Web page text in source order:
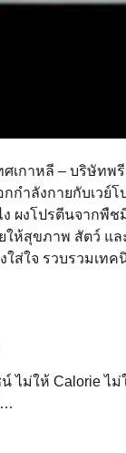
เกาหลี – บริษัท
ำลังกายกับเวย์โ
งโปรตีนจากพืช
ห้สุขภาพ สัตว์ แ
ใส่ใจ รวบรวมเ
น์ ไม่ให้ Calorie